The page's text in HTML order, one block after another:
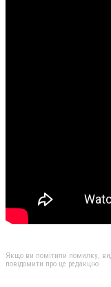
Якщо ви помітили помилку,
повідомити про це редакцію